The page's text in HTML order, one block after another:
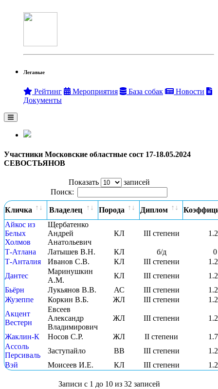
Легавые
Рейтинг Мероприятия База собак
Новости
Документы
Участники Московские областные сост 17-18.05.2024
СЕВОСТЬЯНОВ
Показать
записей
Поиск:
Кличка Владелец Порода Диплом
Айкос из
Белых
Холмов
Щербатенко
Андрей
Анатольевич
КЛ III степени
Т-Атлана Латышев В.Н. КЛ б/д
0
Т-Анталия
Иванов С.В. КЛ III степени
Дантес
Маринушкин
А.М.
КЛ III степени
Бьёрн
Лукьянов В.В. АС III степени
Жузеппе
Коркин В.Б. ЖЛ III степени
Акцент
Вестерн
Евсеев
Александр
Владимирович
ЖЛ III степени
Жаклин-К Носов С.Р. ЖЛ II степени
Ассоль
Персиваль
Заступайло ВВ III степени
Вэй
Моисеев И.Е. КЛ III степени
Записи с 1 до 10 из 32 записей